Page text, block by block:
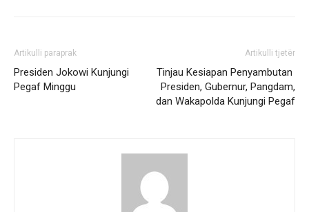
Artikulli paraprak
Presiden Jokowi Kunjungi
Pegaf Minggu
Artikulli tjetër
Tinjau Kesiapan Penyambutan
Presiden, Gubernur, Pangdam,
dan Wakapolda Kunjungi Pegaf